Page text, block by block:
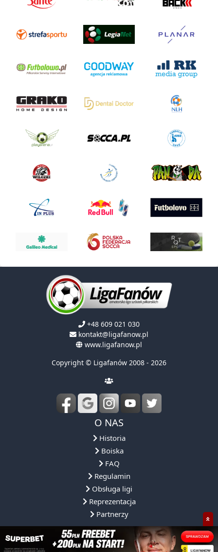
+48 609 021 030
kontakt@ligafanow.pl
www.ligafanow.pl
Copyright © Ligafanów 2008 - 2026
O NAS
Historia
Boiska
FAQ
Regulamin
Obsługa ligi
Reprezentacja
Partnerzy
NASZA OFERTA NASZE ROZGRYWKI DLACZEGO MY?